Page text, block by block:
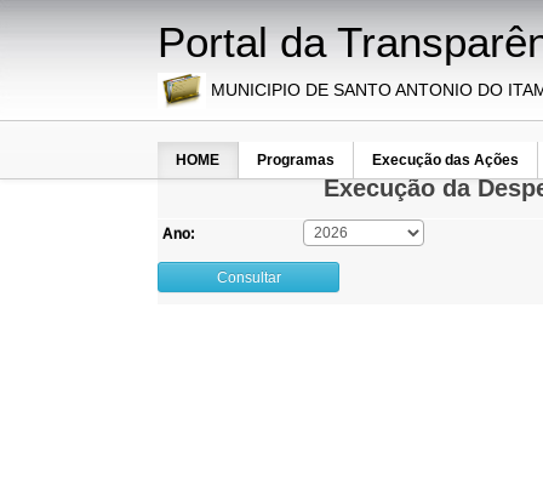
Portal da
MUNICIPIO DE SANTO ANTONIO DO
HOME Programas Execução das Ações
Execução da
Ano:
Consultar